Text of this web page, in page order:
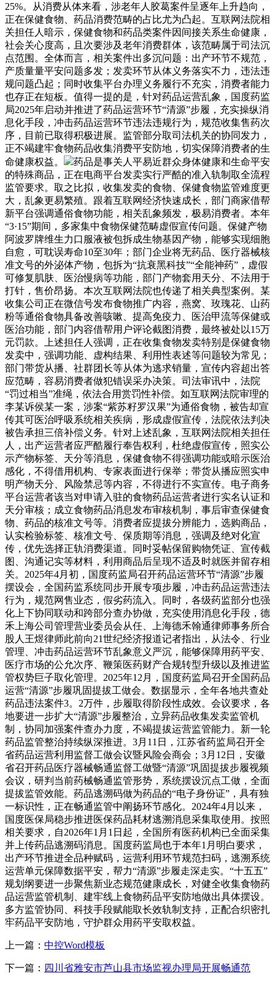
25%。从消费从体来看，涉老年人胶葛案件呈逐年上升趋向，
正在保健食物、药品消费范畴的占比尤为凸起。互联网法院相
关担任人暗示，保健食物和药品类案件因间接关系生命健康，
社会关心度高，且次要涉及老年消费群体，该范畴属于司法沉
点范围。全体而言，相关案件出多沉问题：出产环节不规范，
产质量量平安问题多发；发卖环节从体义务落实不力，违法违
规问题凸起；同时收集平台办理义务履行不充实，消费者能力
也存正在短板。值得一提的是，针对药品运营乱象，国度药监
局2025年启动并推进了药品运营环节“清源”步履，充实操纵消
息化手段，冲击药品运营环节违法违规行为，规范收集售药次
序，目前已取得积极进展。监管部分取司法机关的协同发力，
正不竭建牢食物药品收集消费平安防地，切实保障消费者的生
命健康权益。
药品是事关人平易近群众身体健康和生命平安
的特殊商品，正在电商平台发卖实行严酷的准入轨制取全流程
监管要求。取之比拟，收集发卖的食物、保健食物监管难度更
大，乱象更易繁殖。跟着互联网经济快速成长，部门商家借帮
新平台强调通俗食物功能，相关乱象频发，极易消费者。本年
“3·15”期间，多家集中食物保健范畴虚假宣传问题。保健产物
阿波罗牌维生力口服液被包拆成生物基因产物，能够实现细胞
自愈，可耽误寿命10至30年；部门企业将无药品、医疗器械核
准文号的外泌体产物，包拆为“抗衰黑科技”“全能神药”，虚假
可修复肌肤、医治慢病等功能，部门产物套用天分、不法用于
打针，售价昂扬。本次互联网法院也传递了相关典型案例。某
收集公司正在微信号发布食物推广内容，燕窝、玫瑰花、山药
粉等通俗食物具备改善咳嗽、提高免疫力、医治甲流等保健或
医治功能，部门内容借帮用户评论截图消费，最终被处以15万
元罚款。上述担任人强调，正在收集食物发卖特别是保健食物
发卖中，强调功能、虚构结果、利用性表述等问题较为常见；
部门带货从播、社群团长等从体为逃求销量，宣传内容超出答
应范畴，容易消费者做犯错误采办决策。司法审讯中，法院
“罚过相当”准绳，依法合用赏罚性补偿。如互联网法院审理的
李某诉侯某一案，涉案“紫苏籽罗汉果”为通俗食物，被告却宣
传其可医治呼吸系统相关疾病，形成虚假宣传，法院依法判决
被告承担三倍补偿义务。针对上述乱象，互联网法院相关担任
人，出产运营者应严酷履行奉告权利，杜绝虚假宣传，照实公
示产物标签、天分等消息，保健食物不得强调功能或暗示医治
感化，不得借用机构、专家表面进行保举；带货从播应照实申
明产物天分、风险禁忌等内容，不得进行不实宣传。电子商务
平台运营者该当对申请入驻的食物药品运营者进行实名认证和
天分审核；成立食物药品消息发布审核机制，事后审查保健食
物、药品的核准文号等。消费者应提拔分辨能力，选购商品，
认实检验标签、核准文号、保质期等消息，强调及绝对化宣
传，优先选择正轨消费渠道。同时妥帖保留购物凭证、宣传截
图、沟通记实等材料，利用商品后呈现不适及时就医并留存相
关。2025年4月初，国度药监局召开药品运营环节“清源”步履
摆设会，全国药监系统同步开展专项步履，冲击药品运营违法
行为，规范网售业态，假劣药流入。同时，各级药监部分也强
化上下协同联动和跨部分查办协做，充实使用消息化手段，德
禾上海公司管理营业委员会从任、上海德禾翰通律师事务所合
股人王煜律师此前向21世纪经济报道记者指出，从法令、行业
管理、冲击药品运营环节乱象意义严沉，能够保障用药平安、
医疗市场的公允次序、鞭策医药财产合规转型升级以及推进监
管权势巨子取化管理。2025年12月，国度药监局召开全国药品
运营“清源”步履巩固提拔工做会。数据显示，全年各地共查处
药品违法案件3。2万件，步履取得阶段性成效。会议要求，各
地要进一步扩大“清源”步履整治，立异药品收集发卖监管机
制，协同加强案件查办力度，不竭提拔运营监管能力。新一轮
药品监管整治持续纵深推进。3月11日，江苏省药监局召开全
省药品运营利用监督工做会议暨风险会商会；3月12日，安徽
省召开药品医疗器械畅通监督工做暨“清源”巩固提拔步履视频
会议，研判当前药械畅通监管形势，系统摆设沉点工做，全面
提拔监管效能。药品逃溯码做为药品的“电子身份证”，具有独
一标识性，正在畅通监管中阐扬环节感化。2024年4月以来，
国度医保局稳步推进医保药品耗材逃溯消息采集取使用。按照
相关要求，自2026年1月1日起，全国所有医药机构已全面采集
并上传药品逃溯码消息。国度药监局也于本年1月明白要求，
出产环节推进全品种赋码，运营利用环节规范扫码，逃溯系统
运营单元保障数据平安，帮力“清源”步履走深走实。“十五五”
规划纲要进一步聚焦新业态规范健康成长，对健全收集食物药
品运营监管机制、建牢线上食物药品平安防地做出具体摆设。
多方监管协同、科技手段赋能取长效轨制支持，正配合织密扎
牢药品平安防地，守护群众用药平安取权益。
上一篇： 中控Word模板
下一篇： 四川省雅安市芦山县市场监视办理局开展畅通范